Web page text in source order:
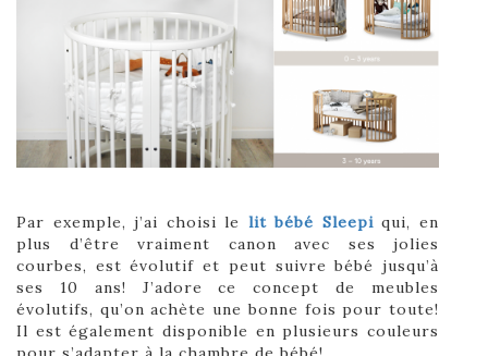
Par exemple, j’ai choisi le lit bébé Sleepi qui, en
plus d’être vraiment canon avec ses jolies
courbes, est évolutif et peut suivre bébé jusqu’à
ses 10 ans! J’adore ce concept de meubles
évolutifs, qu’on achète une bonne fois pour toute!
Il est également disponible en plusieurs couleurs